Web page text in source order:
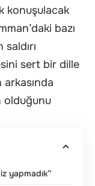
konuşulacak
bazı
sert bir dille
olduğunu
yapmadık”